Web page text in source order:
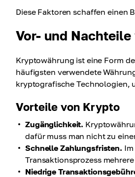
Diese Faktoren schaffen einen
Vor- und
Kryptowährung ist eine Form
häufigsten verwendete
kryptografische Technologien,
Vorteile von Krypto
Zugänglichkeit.
dafür muss man nicht zu
Schnelle Zahlungsfristen.
Transaktionsprozess
Niedrige